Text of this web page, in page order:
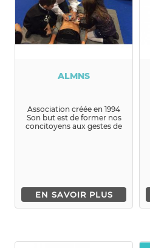
ALMNS
Association créée en 1994
Son but est de former nos
concitoyens aux gestes de
EN SAVOIR PLUS